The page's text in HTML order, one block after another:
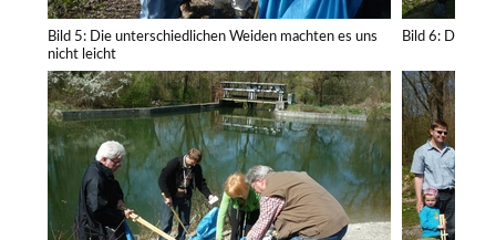
Bild 5: Die unterschiedlichen Weiden machten es uns
nicht leicht
Bild 6: Die